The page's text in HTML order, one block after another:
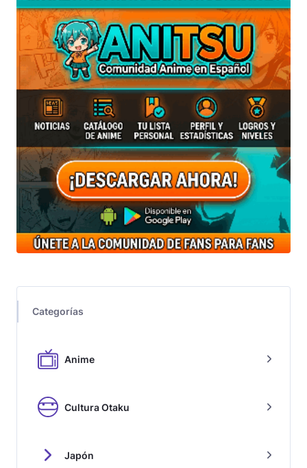
Categorías
Anime
Cultura Otaku
Japón